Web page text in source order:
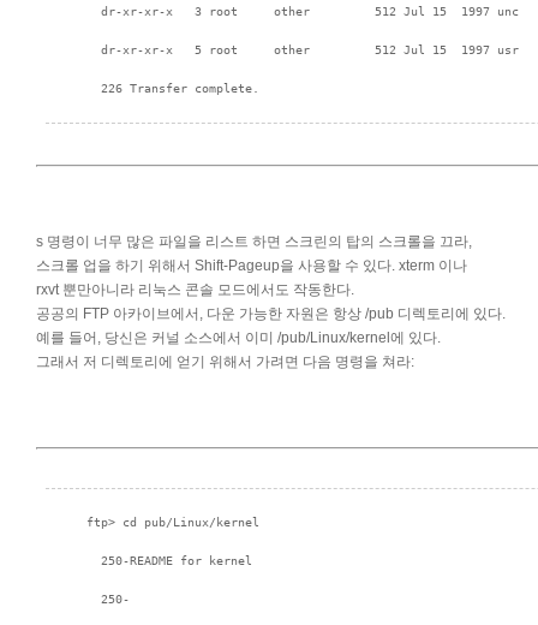
       dr-xr-xr-x   3 root     other         512 Jul 15  1997 unc
       dr-xr-xr-x   5 root     other         512 Jul 15  1997 usr
s 명령이 너무 많은 파일을 리스트 하면 스크린의 탑의 스크롤을 끄라,
스크롤 업을 하기 위해서 Shift-Pageup을 사용할 수 있다. xterm 이나
rxvt 뿐만아니라 리눅스 콘솔 모드에서도 작동한다.
공공의 FTP 아카이브에서, 다운 가능한 자원은 항상 /pub 디렉토리에 있다.
예를 들어, 당신은 커널 소스에서 이미 /pub/Linux/kernel에 있다.
그래서 저 디렉토리에 얻기 위해서 가려면 다음 명령을 쳐라: